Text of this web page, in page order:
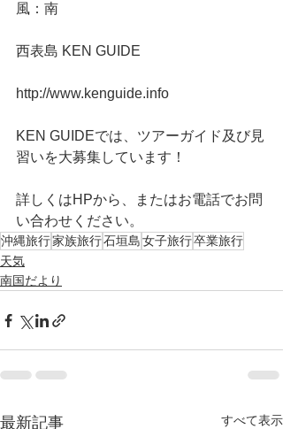
風：南
西表島 KEN GUIDE
http://www.kenguide.info
KEN GUIDEでは、ツアーガイド及び見
習いを大募集しています！
詳しくはHPから、またはお電話でお問
い合わせください。
沖縄旅行家族旅行石垣島女子旅行卒業旅行
天気
南国だより
最新記事 すべて表示